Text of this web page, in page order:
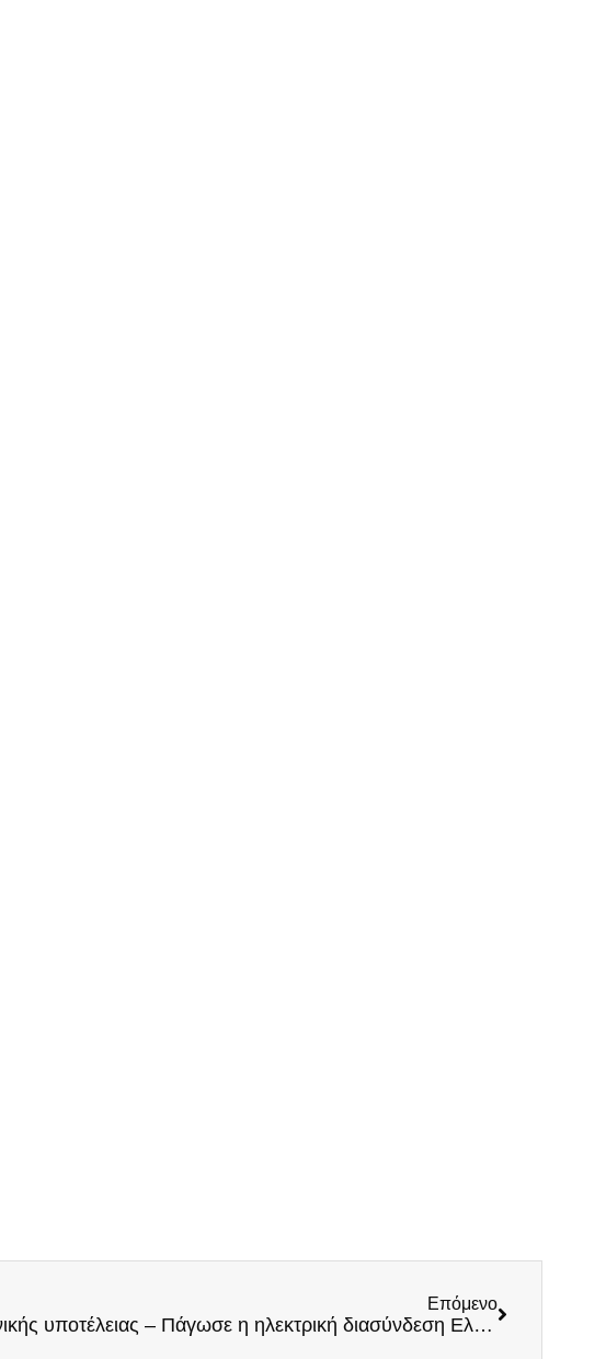
Επόμενο
Κυβέρνηση εθνικής υποτέλειας – Πάγωσε η ηλεκτρική διασύνδεση Ελλάδος-Κύπρου